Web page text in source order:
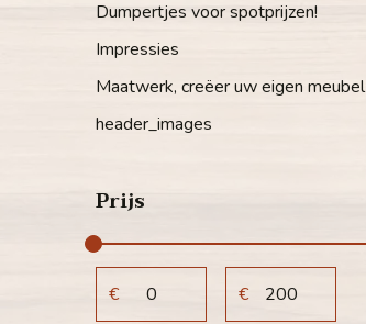
Dumpertjes voor spotprijzen!
Impressies
Maatwerk, creëer uw eigen meubel
header_images
Prijs
€ €